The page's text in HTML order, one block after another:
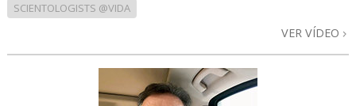
SCIENTOLOGISTS @VIDA
VER VÍDEO